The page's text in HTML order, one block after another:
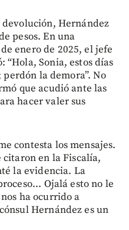
devolución, Hernández
pesos. En una
enero de 2025, el jefe
“Hola, Sonia, estos días
la demora”. No
que acudió ante las
hacer valer sus
contesta los mensajes.
citaron en la Fiscalía,
la evidencia. La
Ojalá esto no le
ha ocurrido a
Hernández es un